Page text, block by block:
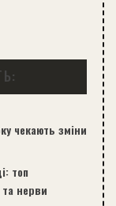
чекають зміни
топ
нерви